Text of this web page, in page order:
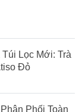
Lọc Mới: Trà
Đỏ
Phối Toàn